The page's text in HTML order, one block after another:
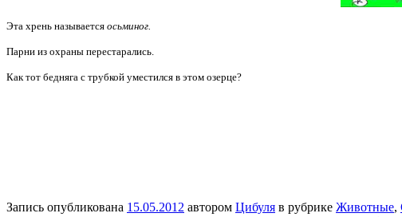
Эта хрень называется осьминог.
Парни из охраны перестарались.
Как тот бедняга с трубкой уместился в этом озерце?
Запись опубликована 15.05.2012 автором Цибуля в рубрике Животные,